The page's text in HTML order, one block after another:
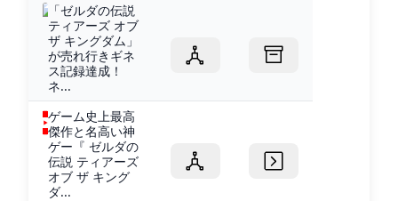
「ゼルダの伝説
ティアーズ オブ
ザ キングダム」
が売れ行きギネ
ス記録達成！
ネ...
ゲーム史上最高
傑作と名高い神
ゲー『 ゼルダの
伝説 ティアーズ
オブ ザ キング
ダ...